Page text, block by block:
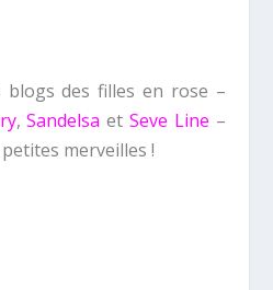
blogs des filles en rose –
,Sandelsa etSeve Line –
merveilles !